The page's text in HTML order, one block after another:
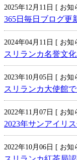
2025年12月11日 [ お知
365日毎日ブログ更
2024年04月11日 [ お知
スリランカ名誉文
2023年10月05日 [ お知
スリランカ大使館
2022年11月07日 [ お知
2023年サンアイリ
2022年10月06日 [ お知